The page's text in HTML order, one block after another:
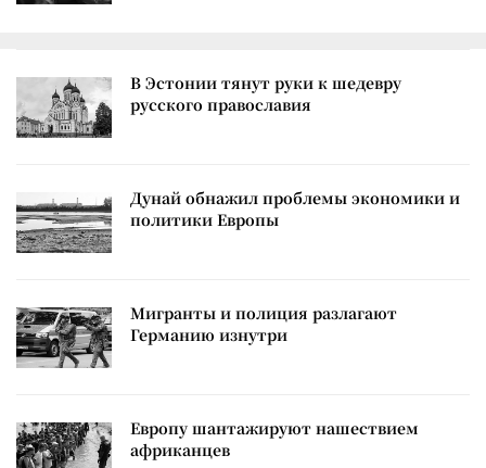
В Эстонии тянут руки к шедевру
русского православия
Дунай обнажил проблемы экономики и
политики Европы
Мигранты и полиция разлагают
Германию изнутри
Европу шантажируют нашествием
африканцев